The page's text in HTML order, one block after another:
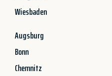
Wiesbaden
Augsburg
Bonn
Chemnitz